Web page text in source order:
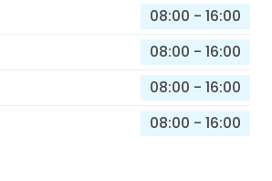
08:00 - 16:00
08:00 - 16:00
08:00 - 16:00
08:00 - 16:00